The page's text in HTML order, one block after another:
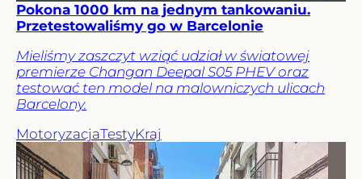
Pokona 1000 km na jednym tankowaniu.
Przetestowaliśmy go w Barcelonie
Mieliśmy zaszczyt wziąć udział w światowej
premierze Changan Deepal S05 PHEV oraz
testować ten model na malowniczych ulicach
Barcelony.
MotoryzacjaTestyKraj